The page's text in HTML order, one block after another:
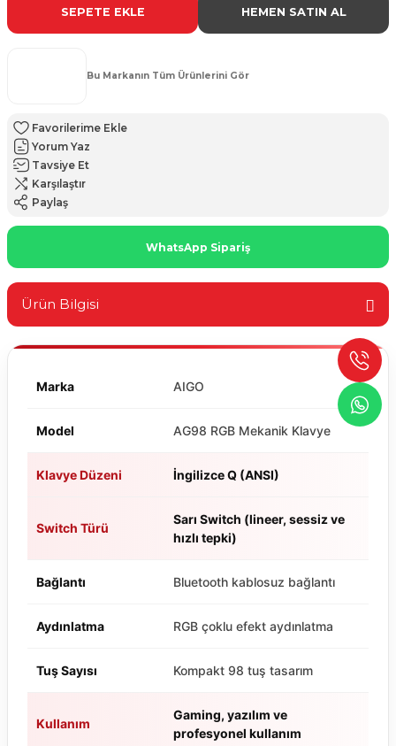
SEPETE EKLE HEMEN SATIN AL
Bu Markanın Tüm Ürünlerini Gör
Yorum Yaz
Tavsiye Et
Karşılaştır
Paylaş
WhatsApp Sipariş
Ürün Bilgisi
Marka AIGO
Model AG98 RGB Mekanik Klavye
Klavye Düzeni İngilizce Q (ANSI)
Switch Türü
Sarı Switch (lineer, sessiz ve
hızlı tepki)
Bağlantı Bluetooth kablosuz bağlantı
Aydınlatma RGB çoklu efekt aydınlatma
Tuş Sayısı Kompakt 98 tuş tasarım
Kullanım
Gaming, yazılım ve
profesyonel kullanım